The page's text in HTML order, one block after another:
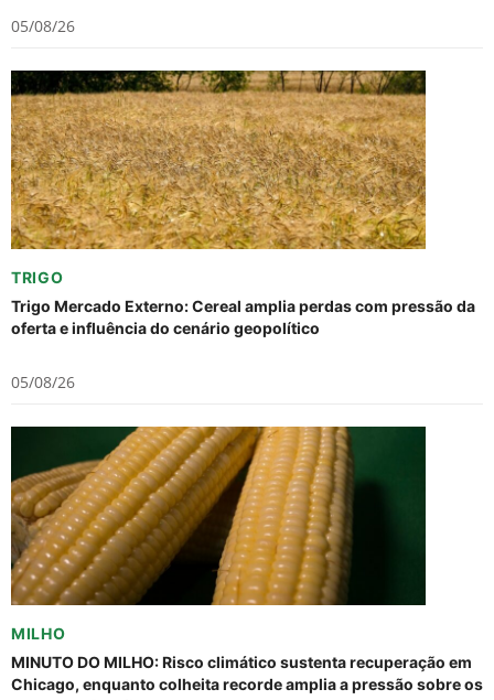
05/08/26
TRIGO
Trigo Mercado Externo: Cereal amplia perdas com pressão da
oferta e influência do cenário geopolítico
05/08/26
MILHO
MINUTO DO MILHO: Risco climático sustenta recuperação em
Chicago, enquanto colheita recorde amplia a pressão sobre os